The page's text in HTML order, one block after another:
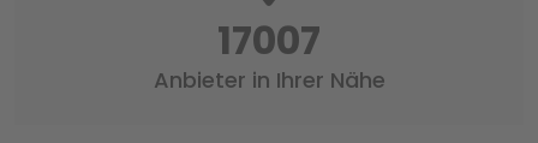
17457
Anbieter in Ihrer Nähe